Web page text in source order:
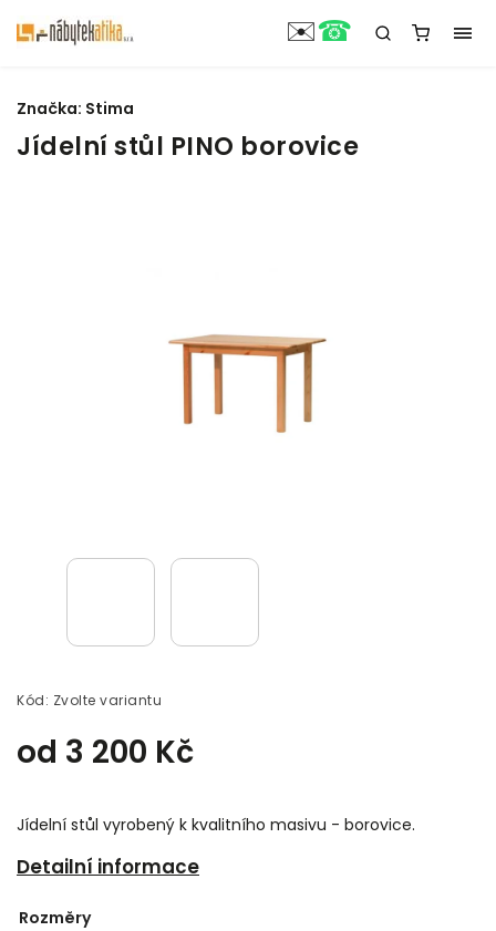
Jídelní stůl PINO borovice
Kód: Zvolte variantu
od 3 200 Kč
Jídelní stůl vyrobený k kvalitního masivu - borovice.
Detailní informace
Značka: Stima
Rozměry
✉️☎